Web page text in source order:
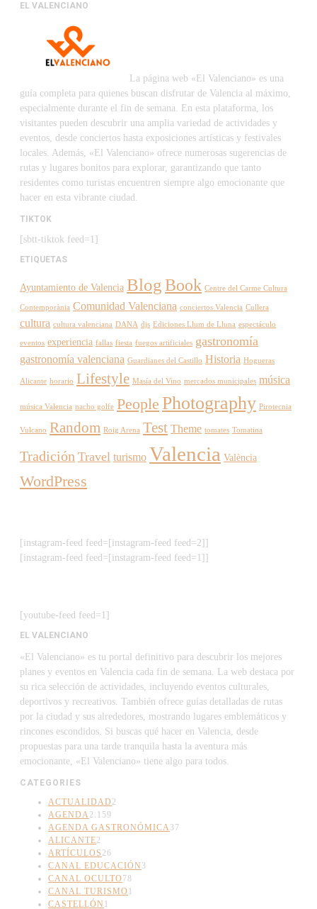
EL VALENCIANO
La página web «El Valenciano» es una
guía completa para quienes buscan disfrutar de Valencia al máximo,
especialmente durante el fin de semana. En esta plataforma, los
visitantes pueden descubrir una amplia variedad de actividades y
eventos, desde conciertos hasta exposiciones artísticas y festivales
locales. Además, «El Valenciano» ofrece numerosas sugerencias de
rutas y lugares bonitos para explorar, garantizando que tanto
residentes como turistas encuentren siempre algo emocionante que
hacer en esta vibrante ciudad.
TIKTOK
[sbtt-tiktok feed=1]
ETIQUETAS
Ayuntamiento de Valencia BlogBook Centre del Carme Cultura
Contemporània Comunidad Valenciana conciertos Valencia Cullera
cultura cultura valenciana DANA djs Ediciones Llum de Lluna espectáculo
eventos experiencia fallas fiesta fuegos artificiales gastronomía
gastronomía valenciana Guardianes del Castillo Historia Hogueras
Alicante horario Lifestyle Masía del Vino mercados municipales música
música Valencia nacho golfe People Photography Pirotecnia
Vulcano Random Roig Arena Test Theme tomates Tomatina
Tradición Travel turismo Valencia València
WordPress
[instagram-feed feed=[instagram-feed feed=2]]
[instagram-feed feed=[instagram-feed feed=1]]
[youtube-feed feed=1]
EL VALENCIANO
«El Valenciano» es tu portal definitivo para descubrir los mejores
planes y eventos en Valencia cada fin de semana. La web destaca por
su rica selección de actividades, incluyendo eventos culturales,
deportivos y recreativos. También ofrece guías detalladas de rutas
por la ciudad y sus alrededores, mostrando lugares emblemáticos y
rincones escondidos. Si buscas qué hacer en Valencia, desde
propuestas para una tarde tranquila hasta la aventura más
emocionante, «El Valenciano» tiene algo para todos.
CATEGORIES
ACTUALIDAD 2
AGENDA2.159
AGENDA GASTRONÓMICA37
ALICANTE2
ARTÍCULOS 26
CANAL EDUCACIÓN 3
CANAL OCULTO 78
CANAL TURISMO 1
CASTELLÓN 1